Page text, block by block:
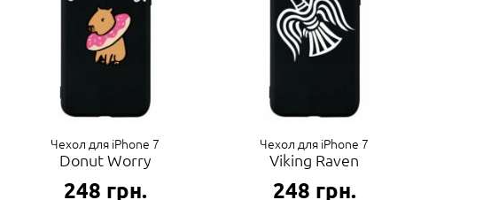
Чехол для iPhone 7
Donut Worry
248 грн.
Чехол для iPhone 7
Viking Raven
248 грн.